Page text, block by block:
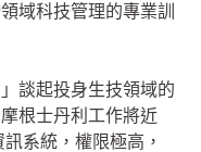
域科技管理的專業訓
談起投身生技領域的
根士丹利工作將近
系統，權限極高，